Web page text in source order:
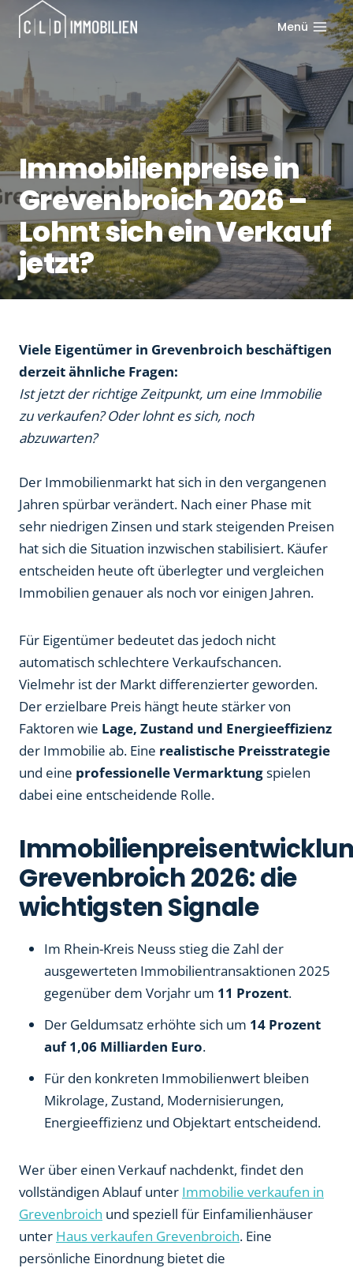
Zum
Inhalt
Menü
Immobilienpreise in
Grevenbroich 2026 –
Lohnt sich ein Verkauf
jetzt?
Viele Eigentümer in Grevenbroich beschäftigen
derzeit ähnliche Fragen:
Ist jetzt der richtige Zeitpunkt, um eine Immobilie
zu verkaufen? Oder lohnt es sich, noch
abzuwarten?
Der Immobilienmarkt hat sich in den vergangenen
Jahren spürbar verändert. Nach einer Phase mit
sehr niedrigen Zinsen und stark steigenden Preisen
hat sich die Situation inzwischen stabilisiert. Käufer
entscheiden heute oft überlegter und vergleichen
Immobilien genauer als noch vor einigen Jahren.
Für Eigentümer bedeutet das jedoch nicht
automatisch schlechtere Verkaufschancen.
Vielmehr ist der Markt differenzierter geworden.
Der erzielbare Preis hängt heute stärker von
Faktoren wie Lage, Zustand und Energieeffizienz
der Immobilie ab. Eine realistische Preisstrategie
und eine professionelle Vermarktungspielen
dabei eine entscheidende Rolle.
Grevenbroich 2026: die
wichtigsten Signale
Im Rhein-Kreis Neuss stieg die Zahl der
ausgewerteten Immobilientransaktionen 2025
gegenüber dem Vorjahr um 11 Prozent.
Der Geldumsatz erhöhte sich um 14 Prozent
auf 1,06 Milliarden Euro.
Für den konkreten Immobilienwert bleiben
Mikrolage, Zustand, Modernisierungen,
Energieeffizienz und Objektart entscheidend.
Wer über einen Verkauf nachdenkt, findet den
vollständigen Ablauf unter Immobilie verkaufen in
Grevenbroich und speziell für Einfamilienhäuser
unter Haus verkaufen Grevenbroich. Eine
persönliche Einordnung bietet die